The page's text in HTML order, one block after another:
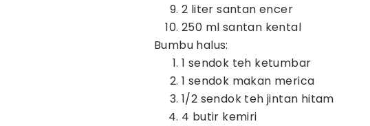
2 liter santan encer
250 ml santan kental
Bumbu halus:
1 sendok teh ketumbar
1 sendok makan merica
1/2 sendok teh jintan hitam
4 butir kemiri